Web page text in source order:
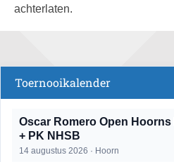
achterlaten.
Toernooikalender
Oscar Romero Open
+ PK NHSB
14 augustus 2026 · Hoorn